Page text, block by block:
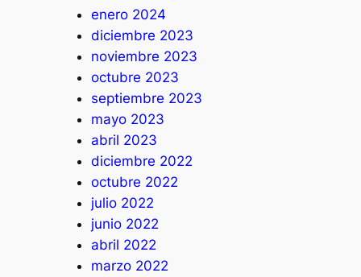
enero 2024
diciembre 2023
noviembre 2023
octubre 2023
septiembre 2023
mayo 2023
abril 2023
diciembre 2022
octubre 2022
julio 2022
junio 2022
abril 2022
marzo 2022